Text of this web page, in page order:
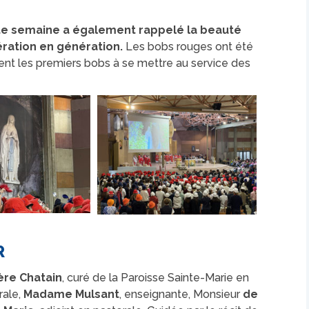
semaine a également rappelé la beauté
en génération.Les bobs rouges ont été
les premiers bobs à se mettre au service des
Chatain, curé de la Paroisse Sainte-Marie en
Madame Mulsant, enseignante, Monsieur de